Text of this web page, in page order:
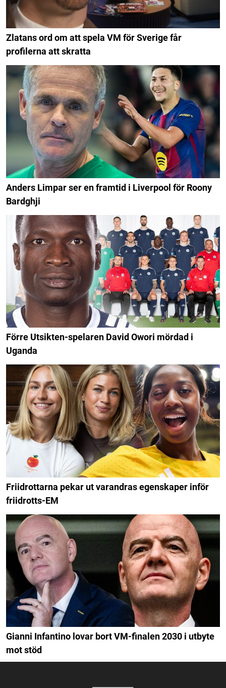
Zlatans ord om att spela VM för Sverige får
profilerna att skratta
Anders Limpar ser en framtid i Liverpool för Roony
Bardghji
Förre Utsikten-spelaren David Owori mördad i
Uganda
Friidrottarna pekar ut varandras egenskaper inför
friidrotts-EM
Gianni Infantino lovar bort VM-finalen 2030 i utbyte
mot stöd